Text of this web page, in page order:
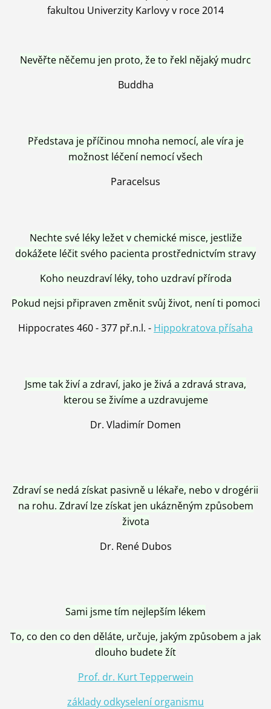
fakultou Univerzity Karlovy v roce 2014
Nevěřte něčemu jen proto, že to řekl nějaký mudrc
Buddha
Představa je příčinou mnoha nemocí, ale víra je
možnost léčení nemocí všech
Paracelsus
Nechte své léky ležet v chemické misce, jestliže
dokážete léčit svého pacienta prostřednictvím stravy
Koho neuzdraví léky, toho uzdraví příroda
Pokud nejsi připraven změnit svůj život, není ti pomoci
Hippocrates 460 - 377 př.n.l. - Hippokratova přísaha
Jsme tak živí a zdraví, jako je živá a zdravá strava,
kterou se živíme a uzdravujeme
Dr. Vladimír Domen
Zdraví se nedá získat pasivně u lékaře, nebo v drogérii
na rohu. Zdraví lze získat jen ukázněným způsobem
života
Dr. René Dubos
Sami jsme tím nejlepším lékem
To, co den co den děláte, určuje, jakým způsobem a jak
dlouho budete žít
Prof. dr. Kurt Tepperwein
základy odkyselení organismu